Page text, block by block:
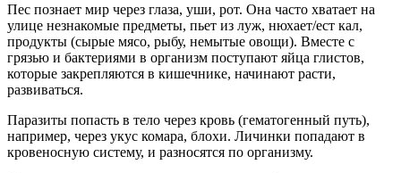
Пес познает мир через глаза, уши, рот. Она часто хватает на
улице незнакомые предметы, пьет из луж, нюхает/ест кал,
продукты (сырые мясо, рыбу, немытые овощи). Вместе с
грязью и бактериями в организм поступают яйца глистов,
которые закрепляются в кишечнике, начинают расти,
развиваться.
Паразиты попасть в тело через кровь (гематогенный путь),
например, через укус комара, блохи. Личинки попадают в
кровеносную систему, и разносятся по организму.